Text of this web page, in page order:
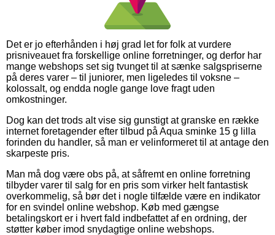
Det er jo efterhånden i høj grad let for folk at vurdere
prisniveauet fra forskellige online forretninger, og derfor har
mange webshops set sig tvunget til at sænke salgspriserne
på deres varer – til juniorer, men ligeledes til voksne –
kolossalt, og endda nogle gange love fragt uden
omkostninger.
Dog kan det trods alt vise sig gunstigt at granske en række
internet foretagender efter tilbud på Aqua sminke 15 g lilla
forinden du handler, så man er velinformeret til at antage den
skarpeste pris.
Man må dog være obs på, at såfremt en online forretning
tilbyder varer til salg for en pris som virker helt fantastisk
overkommelig, så bør det i nogle tilfælde være en indikator
for en svindel online webshop. Køb med gængse
betalingskort er i hvert fald indbefattet af en ordning, der
støtter køber imod snydagtige online webshops.